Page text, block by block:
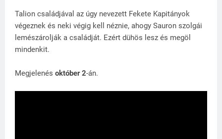
Talion családjával az úgy nevezett Fekete Kapitányok
végeznek és neki végig kell néznie, ahogy Sauron szolgái
lemészárolják a családját. Ezért dühös lesz és megöl
mindenkit.
Megjelenés október 2-án.